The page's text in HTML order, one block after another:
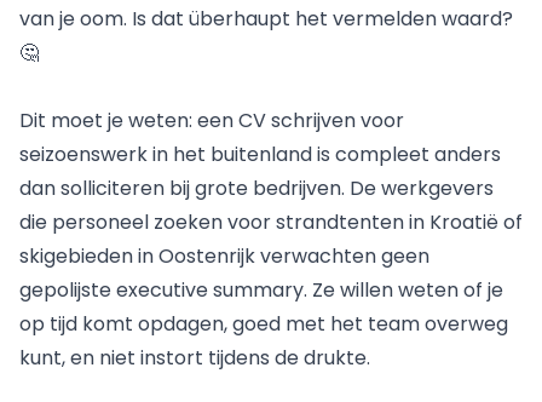
van je oom. Is dat überhaupt het vermelden waard?
🤔
Dit moet je weten: een CV schrijven voor
seizoenswerk in het buitenland is compleet anders
dan solliciteren bij grote bedrijven. De werkgevers
die personeel zoeken voor strandtenten in Kroatië of
skigebieden in Oostenrijk verwachten geen
gepolijste executive summary. Ze willen weten of je
op tijd komt opdagen, goed met het team overweg
kunt, en niet instort tijdens de drukte.